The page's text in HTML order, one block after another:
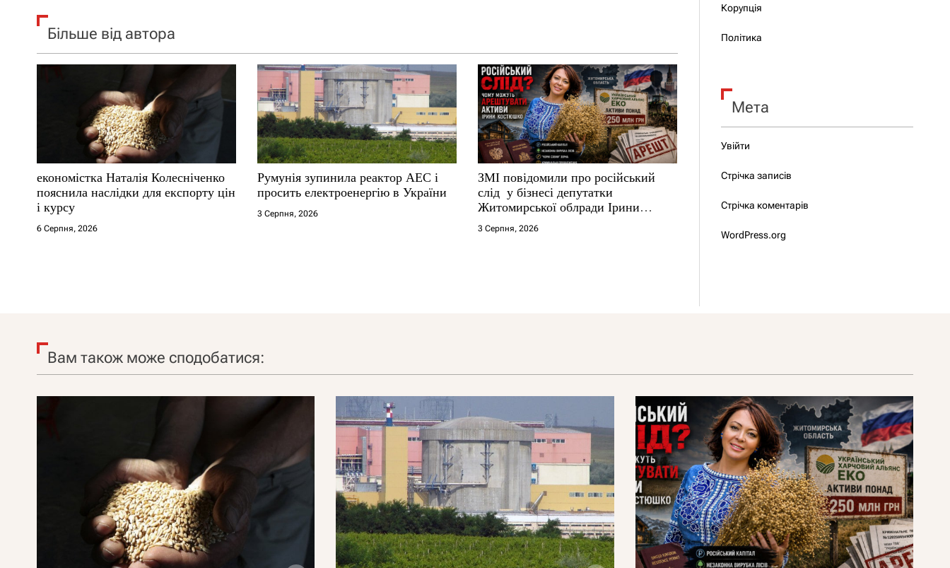
Більше від автора
економістка Наталія Колесніченко
пояснила наслідки для експорту цін
і курсу
6 Серпня, 2026
Румунія зупинила реактор АЕС і
просить електроенергію в України
3 Серпня, 2026
ЗМІ повідомили про російський
слід у бізнесі депутатки
Житомирської облради Ірини
Костюшко та чому можуть
арештувати її активи
3 Серпня, 2026
Корупція
Політика
Мета
Увійти
Стрічка записів
Стрічка коментарів
WordPress.org
Вам також може сподобатися: